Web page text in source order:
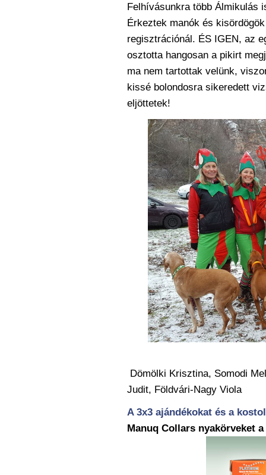
Felhívásunkra több Álmikulás
Érkeztek manók és
regisztrációnál. ÉS IGEN, az
osztotta hangosan a pikirt
ma nem tartottak velünk,
kissé bolondosra sikeredett
eljöttetek!
Dömölki Krisztina, Somodi
Judit, Földvári-Nagy Viola
A 3x3 ajándékokat és a
Manuq Collars nyakörveket